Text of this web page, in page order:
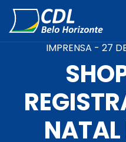
IMPRENSA - 27
NATAL